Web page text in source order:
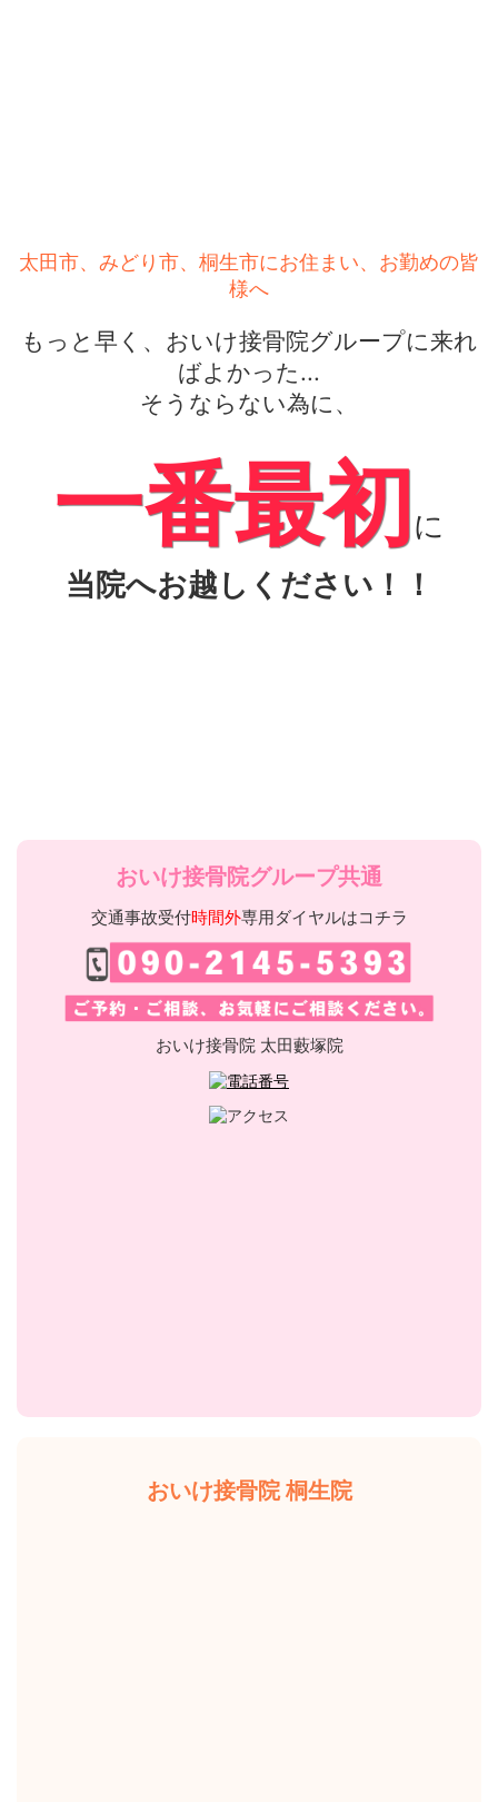
太田市、みどり市、桐生市にお住まい、お勤めの皆
様へ
もっと早く、おいけ接骨院グループに来れ
ばよかった...
そうならない為に、
一番最初に
当院へお越しください！！
おいけ接骨院グループ共通
交通事故受付時間外専用ダイヤルはコチラ
おいけ接骨院 太田藪塚院
おいけ接骨院 桐生院